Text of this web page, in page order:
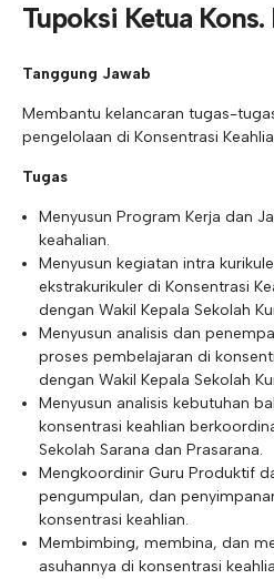
STRUKTUR
KEPALA SEKOLAH
Tupoksi Kepala Sekolah
WAKIL KEPALASEKOLAH
Tupoksi Wakil Bidang Sarana
Tupoksi Wakil Bidang
Tupoksi Guru Piket
Tupoksi Ketua Kons.
Tupoksi Kepala Tata Usaha
Tupoksi Bendahara BOS
Tupoksi Koordinator
Tupoksi Bendahara Komite
Tupoksi Perpustakaan
Tupoksi Security
AKREDITASI
PROGRAM SEKOLAH
MANAJEMEN PERKANTORAN
BISNIS DIGITAL
DESAIN KOMUNIKASI VISUAL
PORTAL
E-LEARNING
E-PKL
E-ALUMNI
E-BKK
Tupoksi Ketua Kons.
Tanggung Jawab
Membantu kelancaran tugas-
pengelolaan di Konsentrasi
Tugas
Menyusun Program Kerja dan
keahalian.
Menyusun kegiatan intra
ekstrakurikuler di Konsentrasi
dengan Wakil Kepala Sekolah
Menyusun analisis dan
proses pembelajaran di
dengan Wakil Kepala Sekolah
Menyusun analisis kebutuhan
konsentrasi keahlian
Sekolah Sarana dan Prasarana.
Mengkoordinir Guru Produktif
pengumpulan, dan
konsentrasi keahlian.
Membimbing, membina, dan
asuhannya di konsentrasi